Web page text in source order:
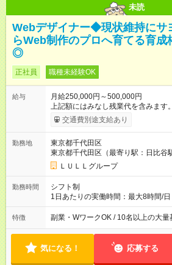
未読
Webデザイナー◆現状維持にサ
らWeb制作のプロへ育てる育成
◎
正社員 職種未経験OK
給与
月給250,000円～500,000円
上記額にはみなし残業代を含みます
ます。 みなし残業代 21,675円／月
万円～＋業績賞与＋交通費＋各種手
万6，610円分）を含む。超過分は追
キルを考慮し初任給を決定。経験者
す！ ◎昇給年1回（研修終了後） ◎賞与年2回（2月・8月）＋業
績賞与あり ◤スキルアップも、収入アップも。◢ 入社後の成長
や頑張りは、しっかり給与で還元し
上アップした社員も。 エンジニアへの還元率は業界高水準の
87％。 スキルを磨いた分だけ、収入
す！ 【試用期間】試用期間あり 試用期間の長さ：6ヶ月 ※ 雇用
形態と給与に、本採用時と異なる部
中途採用（契約社員） 給与：月給
なし残業代を含みます。※超過分は
交通費別途支給あり
勤務地
東京都千代田区
東京都千代田区（最寄り駅：日比谷
ＬＵＬＬグループ
勤務時間
シフト制
1日あたりの実働時間：最大8時間/
間は異なります 【シフト例】 ・10時00分～19時00分 ・9時00
分～18時00分 平均残業時間：月
特徴 副業・WワークOK / 10名以上の大量
気になる！ 応募する